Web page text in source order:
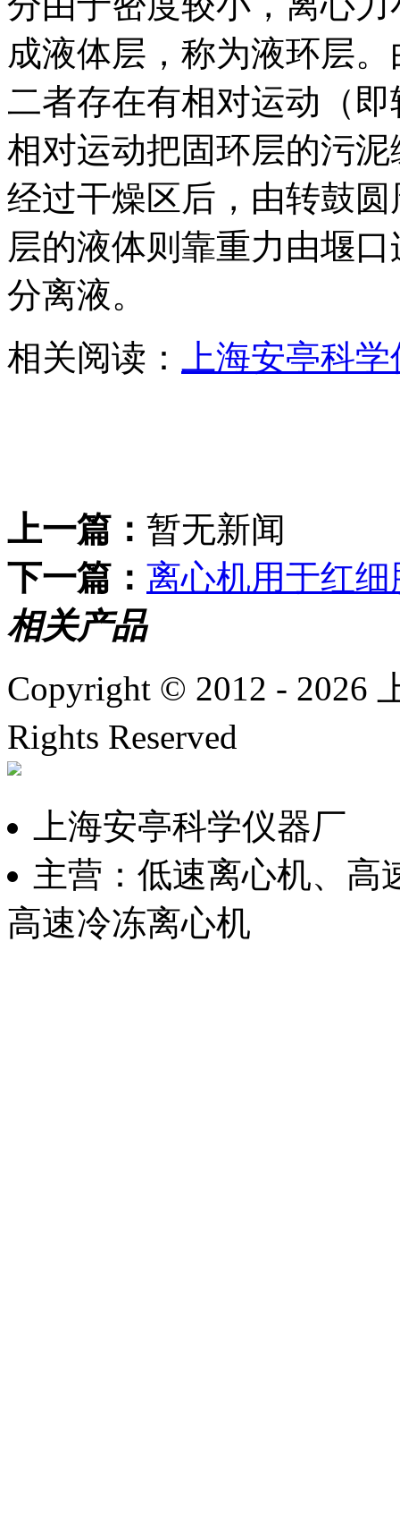
成液体层，称为液环层
二者存在有相对运动（
相对运动把固环层的污
经过干燥区后，由转鼓
层的液体则靠重力由堰
分离液。
相关阅读：
上海安亭科
上一篇： 暂无新闻
下一篇： 离心机用于红
相关产品
Copyright © 2012 - 2026
Rights Reserved
上海安亭科学仪器厂
主营：低速离心机、高
高速冷冻离心机